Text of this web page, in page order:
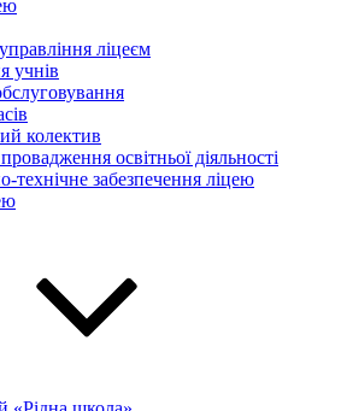
ліцеєм
учнів
колектив
освітньої діяльності
технічне забезпечення ліцею